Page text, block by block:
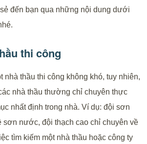
đến bạn qua những nội dung dưới
thi công
nhà thầu thi công không khó, tuy nhiên,
nhà thầu thường chỉ chuyên thực
nhất định trong nhà. Ví dụ: đội sơn
sơn nước, đội thạch cao chỉ chuyên về
tìm kiếm một nhà thầu hoặc công ty